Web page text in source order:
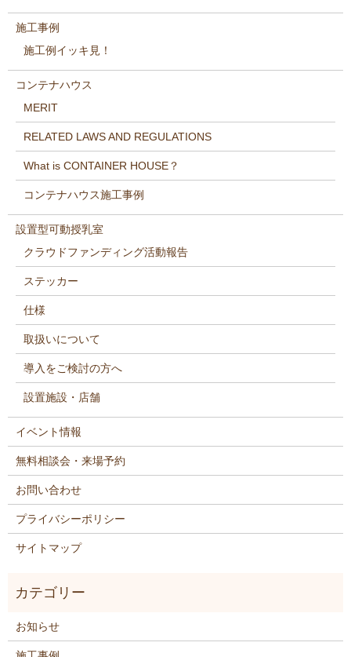
施工事例
施工例イッキ見！
コンテナハウス
MERIT
RELATED LAWS AND REGULATIONS
What is CONTAINER HOUSE？
コンテナハウス施工事例
設置型可動授乳室
クラウドファンディング活動報告
ステッカー
仕様
取扱いについて
導入をご検討の方へ
設置施設・店舗
イベント情報
無料相談会・来場予約
お問い合わせ
プライバシーポリシー
サイトマップ
お知らせ